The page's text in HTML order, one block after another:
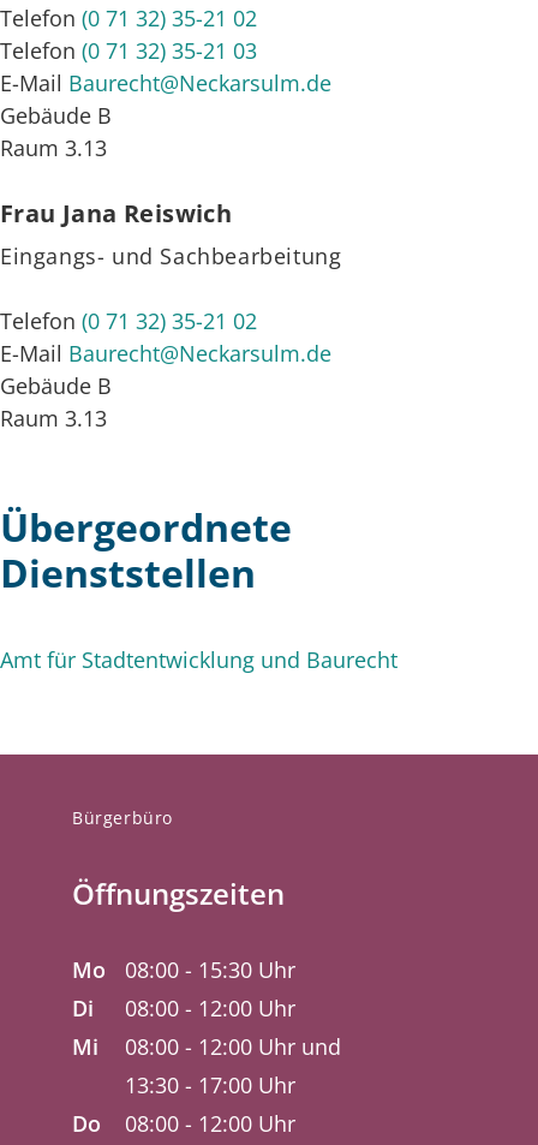
Telefon (0 71 32) 35-21 02
Telefon (0 71 32) 35-21 03
E-Mail Baurecht@Neckarsulm.de
Gebäude B
Raum 3.13
Frau Jana Reiswich
Eingangs- und Sachbearbeitung
Telefon (0 71 32) 35-21 02
E-Mail Baurecht@Neckarsulm.de
Gebäude B
Raum 3.13
Übergeordnete
Dienststellen
Amt für Stadtentwicklung und Baurecht
Bürgerbüro
Öffnungszeiten
Mo
08:00 - 15:30 Uhr
Di
08:00 - 12:00 Uhr
Mi
08:00 - 12:00 Uhr und
13:30 - 17:00 Uhr
Do
08:00 - 12:00 Uhr